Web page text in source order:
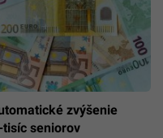
zvýšenie
seniorov